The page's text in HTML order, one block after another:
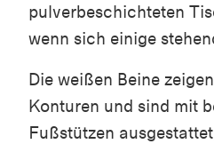
pulverbeschichteten
wenn sich einige
Die weißen Beine
Konturen und sind mit
Fußstützen